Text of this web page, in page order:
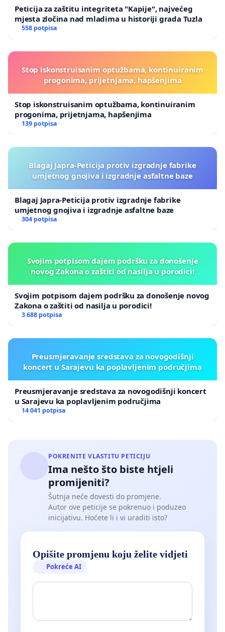
Peticija za zaštitu integriteta "Kapije", najvećeg
mjesta zločina nad mladima u historiji grada Tuzla
558 potpisa
Stop iskonstruisanim optužbama, kontinuiranim
progonima, prijetnjama, hapšenjima
Stop iskonstruisanim optužbama, kontinuiranim
progonima, prijetnjama, hapšenjima
139 potpisa
Blagaj Japra-Peticija protiv izgradnje fabrike
umjetnog gnojiva i izgradnje asfaltne baze
Blagaj Japra-Peticija protiv izgradnje fabrike
umjetnog gnojiva i izgradnje asfaltne baze
304 potpisa
Svojim potpisom dajem podršku za donošenje
novog Zakona o zaštiti od nasilja u porodici!
Svojim potpisom dajem podršku za donošenje novog
Zakona o zaštiti od nasilja u porodici!
3 688 potpisa
Preusmjeravanje sredstava za novogodišnji
koncert u Sarajevu ka poplavljenim područjima
Preusmjeravanje sredstava za novogodišnji koncert
u Sarajevu ka poplavljenim područjima
14 041 potpisa
POKRENITE VLASTITU PETICIJU
Ima nešto što biste htjeli
promijeniti?
Šutnja neće dovesti do promjene.
Autor ove peticije se pokrenuo i poduzeo
inicijativu. Hoćete li i vi uraditi isto?
Opišite promjenu koju želite vidjeti
Pokreće AI